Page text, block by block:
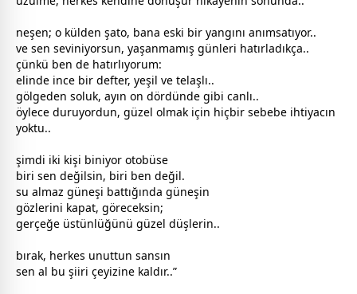
neşen; o külden şato, bana eski bir yangını anımsatıyor..
ve sen seviniyorsun, yaşanmamış günleri hatırladıkça..
çünkü ben de hatırlıyorum:
elinde ince bir defter, yeşil ve telaşlı..
gölgeden soluk, ayın on dördünde gibi canlı..
öylece duruyordun, güzel olmak için hiçbir sebebe ihtiyacın
yoktu..
şimdi iki kişi biniyor otobüse
biri sen değilsin, biri ben değil.
su almaz güneşi battığında güneşin
gözlerini kapat, göreceksin;
gerçeğe üstünlüğünü güzel düşlerin..
bırak, herkes unuttun sansın
sen al bu şiiri çeyizine kaldır..”